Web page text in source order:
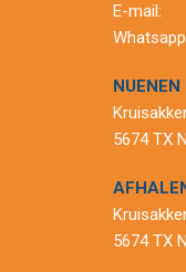
E-mail:
5674 TX
5674 TX